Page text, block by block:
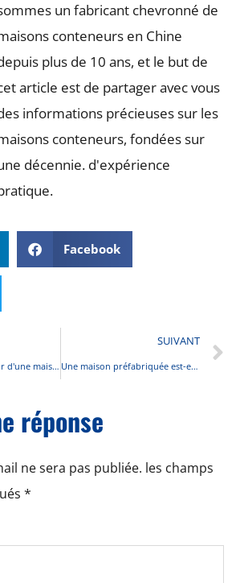
un fabricant chevronné de
conteneurs en Chine
plus de 10 ans, et le but de
article est de partager avec vous
informations précieuses sur les
conteneurs, fondées sur
décennie. d'expérience
Facebook
Quelle est la largeur d'une maison mobile simple largeur : guide complet des tailles 2025
SUIVANT
Une maison préfabriquée est-elle une maison mobile ? Guide complet pour comprendre la différence en 2025
réponse
ne sera pas publiée. les champs
*